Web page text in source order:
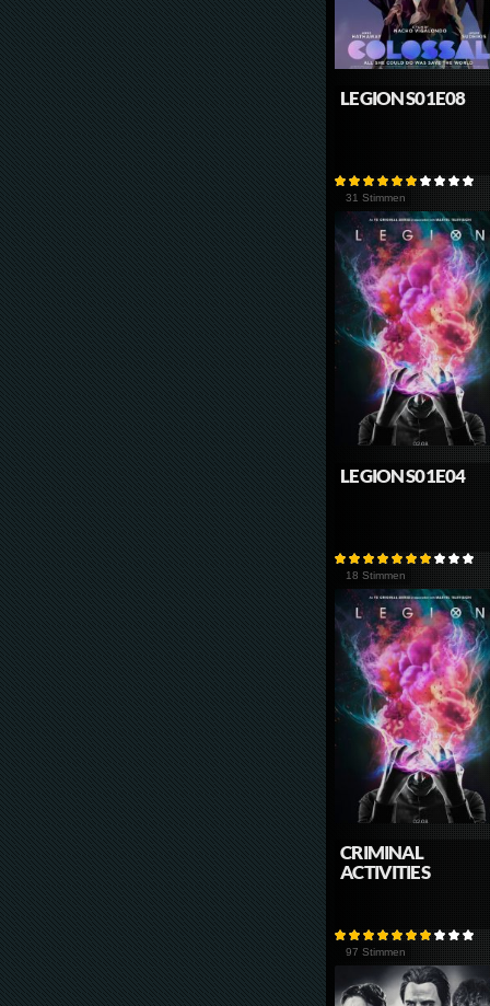
LEGION S01E08
31 Stimmen
LEGION S01E04
18 Stimmen
CRIMINAL
ACTIVITIES
97 Stimmen